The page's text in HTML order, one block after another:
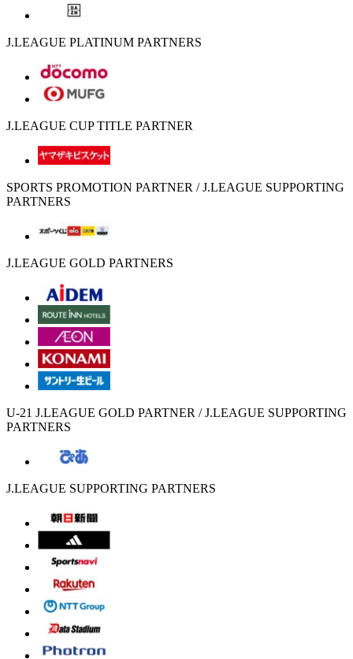
J.LEAGUE PLATINUM PARTNERS
J.LEAGUE CUP TITLE PARTNER
SPORTS PROMOTION PARTNER / J.LEAGUE SUPPORTING
PARTNERS
J.LEAGUE GOLD PARTNERS
U-21 J.LEAGUE GOLD PARTNER / J.LEAGUE SUPPORTING
PARTNERS
J.LEAGUE SUPPORTING PARTNERS